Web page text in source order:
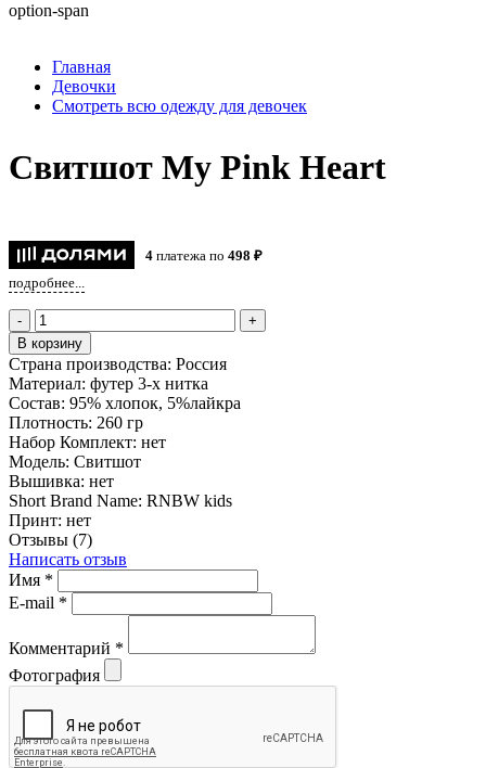
option-span
Главная
Девочки
Смотреть всю одежду для девочек
Свитшот My Pink Heart
4 платежа по 498 ₽
подробнее...
-
+
В корзину
Страна производства: Россия
Материал: футер 3-х нитка
Состав: 95% хлопок, 5%лайкра
Плотность: 260 гр
Набор Комплект: нет
Модель: Свитшот
Вышивка: нет
Short Brand Name: RNBW kids
Принт: нет
Отзывы (7)
Написать отзыв
Имя *
E-mail *
Комментарий *
Фотография